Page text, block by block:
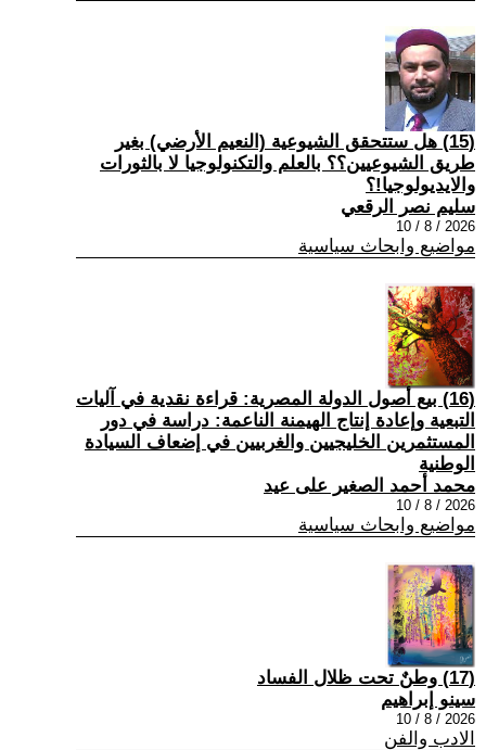
(15) هل ستتحقق الشيوعية (النعيم الأرضي) بغير
طريق الشيوعيين؟؟ بالعلم والتكنولوجيا لا بالثورات
والايديولوجيا!؟
سليم نصر الرقعي
2026 / 8 / 10
مواضيع وابحاث سياسية
(16) بيع أصول الدولة المصرية: قراءة نقدية في آليات
التبعية وإعادة إنتاج الهيمنة الناعمة: دراسة في دور
المستثمرين الخليجيين والغربيين في إضعاف السيادة
الوطنية
محمد أحمد الصغير على عيد
2026 / 8 / 10
مواضيع وابحاث سياسية
(17) وطنٌ تحت ظلال الفساد
سينو إبراهيم
2026 / 8 / 10
الادب والفن